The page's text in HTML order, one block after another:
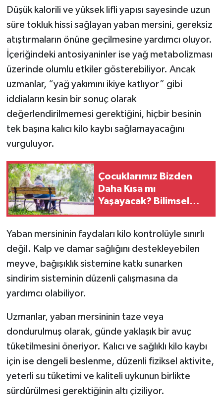
Düşük kalorili ve yüksek lifli yapısı sayesinde uzun
süre tokluk hissi sağlayan yaban mersini, gereksiz
atıştırmaların önüne geçilmesine yardımcı oluyor.
İçeriğindeki antosiyaninler ise yağ metabolizması
üzerinde olumlu etkiler gösterebiliyor. Ancak
uzmanlar, “yağ yakımını ikiye katlıyor” gibi
iddiaların kesin bir sonuç olarak
değerlendirilmemesi gerektiğini, hiçbir besinin
tek başına kalıcı kilo kaybı sağlamayacağını
vurguluyor.
Çocuklarımız Bizden
Daha Kısa mı
Yaşayacak? Bilimsel
Yaban mersininin faydaları kilo kontrolüyle sınırlı
değil. Kalp ve damar sağlığını destekleyebilen
meyve, bağışıklık sistemine katkı sunarken
sindirim sisteminin düzenli çalışmasına da
yardımcı olabiliyor.
Uzmanlar, yaban mersininin taze veya
dondurulmuş olarak, günde yaklaşık bir avuç
tüketilmesini öneriyor. Kalıcı ve sağlıklı kilo kaybı
için ise dengeli beslenme, düzenli fiziksel aktivite,
yeterli su tüketimi ve kaliteli uykunun birlikte
sürdürülmesi gerektiğinin altı çiziliyor.